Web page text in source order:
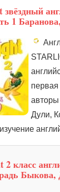
1
первая
Дули,
класс